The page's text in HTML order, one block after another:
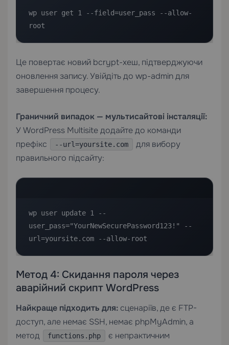
wp user get 1 --field=user_pass --allow-
root
Це повертає новий bcrypt-хеш, підтверджуючи
оновлення запису. Увійдіть до wp-admin для
завершення процесу.
Граничний випадок — мультисайтові інсталяції:
У WordPress Multisite додайте до команди
префікс
--url=yoursite.com
для вибору
правильного підсайту:
wp user update 1 --
user_pass="YourNewSecurePassword123!" --
url=yoursite.com --allow-root
Метод 4: Скидання пароля через
аварійний скрипт WordPress
Найкраще підходить для: сценаріїв, де є FTP-
доступ, але немає SSH, немає phpMyAdmin, а
метод
functions.php
є непрактичним